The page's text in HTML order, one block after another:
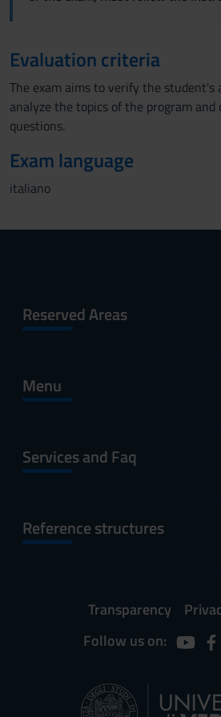
Evaluation criteria
The exam aims to verify the
analyze the topics of the program and
questions.
Exam language
italiano
Reserved Areas
Menu
Services and Faq
Reference structures
Transparency
Follow us on: